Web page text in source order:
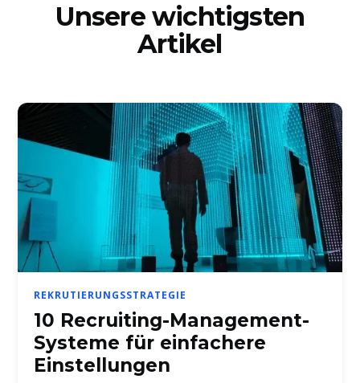
Unsere wichtigsten
Artikel
REKRUTIERUNGSSTRATEGIE
10 Recruiting-Management-
Systeme für einfachere
Einstellungen